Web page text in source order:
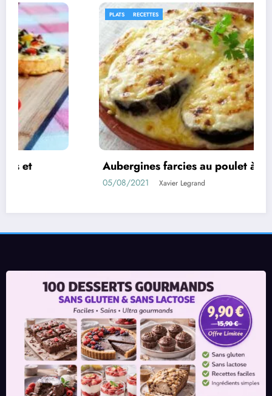
PLATS RECETTES
Aubergines farcies au poulet à la béchamel
Xavier Legrand